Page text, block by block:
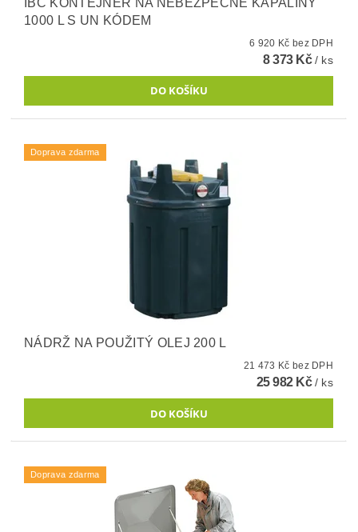
1000 L S UN KÓDEM
6 920 Kč bez DPH
8 373 Kč/ ks
Doprava zdarma
NÁDRŽ NA POUŽITÝ OLEJ 200 L
21 473 Kč bez DPH
25 982 Kč/ ks
Doprava zdarma